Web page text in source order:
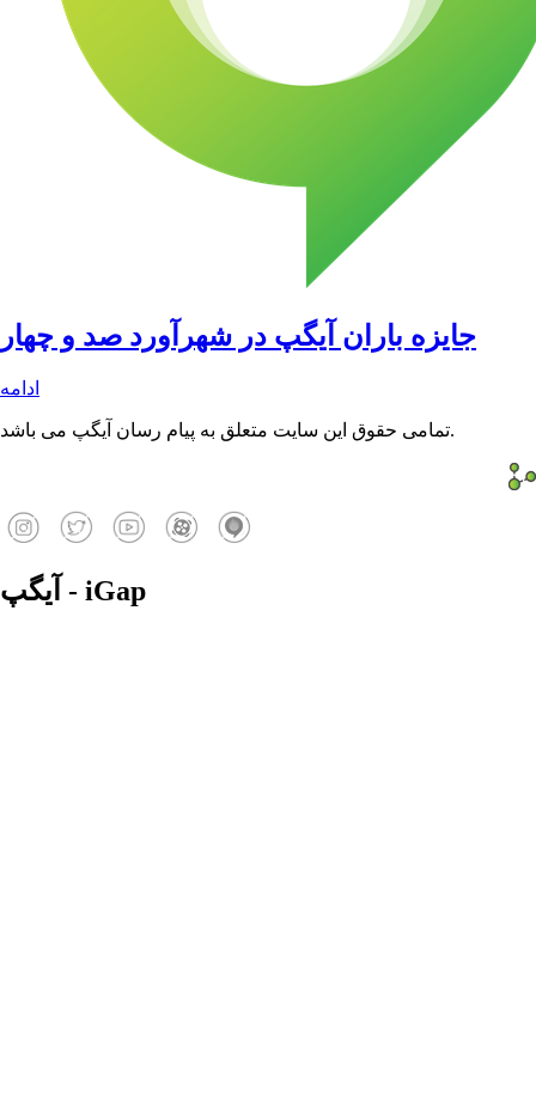
جایزه باران آیگپ در شهرآورد صد و چهار
ادامه
تمامی حقوق این سایت متعلق به پیام رسان آیگپ می باشد.
آیگپ - iGap